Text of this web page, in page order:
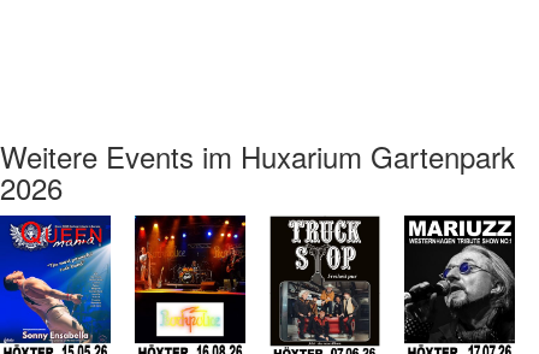
Weitere Events im Huxarium Gartenpark
2026